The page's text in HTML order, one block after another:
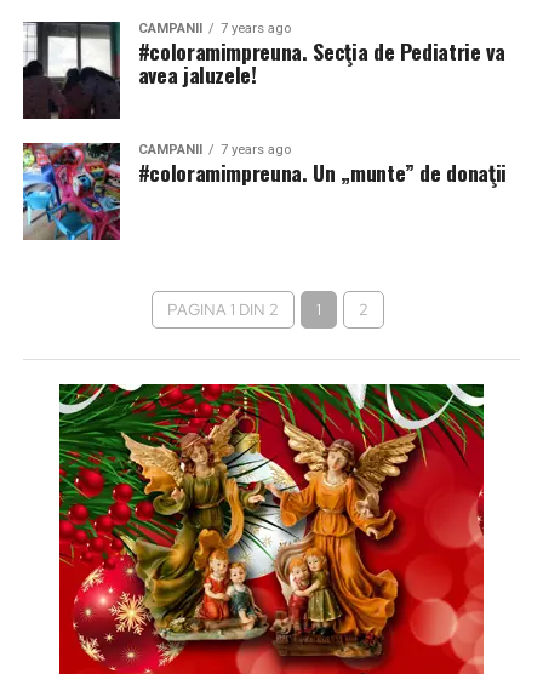
CAMPANII 7 years ago
#coloramimpreuna. Secţia de Pediatrie va
avea jaluzele!
CAMPANII 7 years ago
#coloramimpreuna. Un „munte” de donaţii
PAGINA 1 DIN 2 1 2